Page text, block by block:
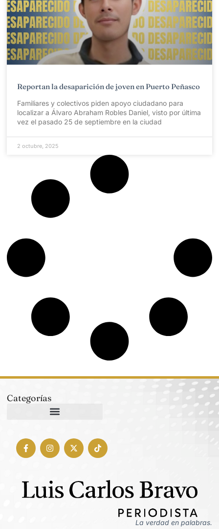
Reportan la desaparición de joven en Puerto Peñasco
Familiares y colectivos piden apoyo ciudadano para
localizar a Álvaro Abraham Robles Daniel, visto por última
vez el pasado 25 de septiembre en la ciudad
2 octubre, 2025
Categorías
La verdad en palabras.